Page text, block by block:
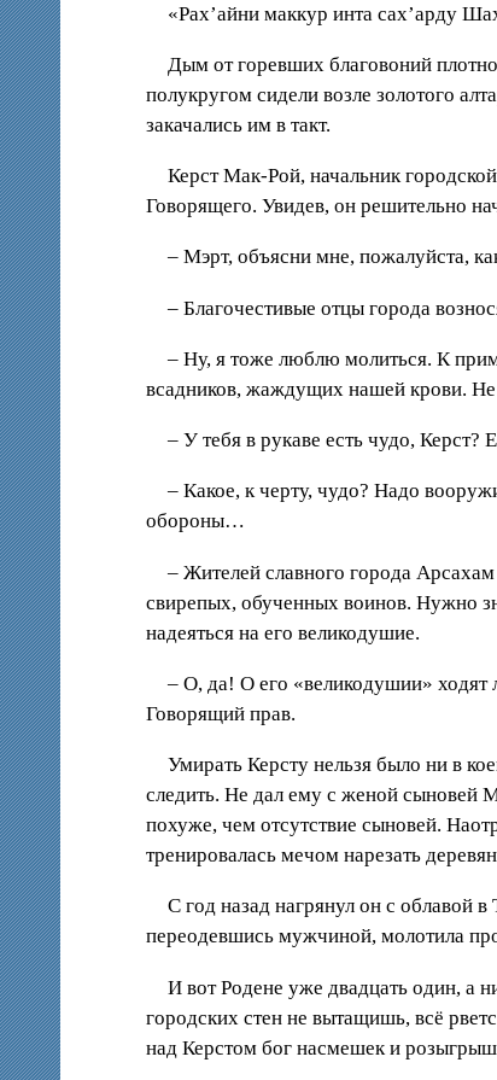
«Рах’айни маккур инта сах’арду
Дым от горевших благовоний
полукругом сидели возле золотого
закачались им в такт.
Керст Мак-Рой, начальник
Говорящего. Увидев, он решительно
– Мэрт, объясни мне, пожалуйста,
– Благочестивые отцы города
– Ну, я тоже люблю молиться. К
всадников, жаждущих нашей крови. Не
– У тебя в рукаве есть чудо, Керст?
– Какое, к черту, чудо? Надо
обороны…
– Жителей славного города
свирепых, обученных воинов. Нужно
надеяться на его великодушие.
– О, да! О его «великодушии» ходят
Говорящий прав.
Умирать Керсту нельзя было ни в
следить. Не дал ему с женой сыновей
похуже, чем отсутствие сыновей.
тренировалась мечом нарезать
С год назад нагрянул он с облавой
переодевшись мужчиной, молотила
И вот Родене уже двадцать один, а
городских стен не вытащишь, всё
над Керстом бог насмешек и